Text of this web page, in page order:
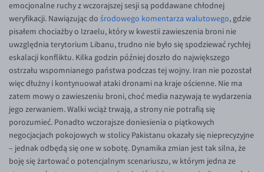
JPY/PLN
NZD/PLN
RON/PLN
SGD/PLN
TRY/PLN
ZAR/PLN
EUR/USD
EUR/GBP
EUR/CHF
Przelewy zagraniczne
Słowniczek
emocjonalne ruchy z wczorajszej sesji są poddawane chłodnej
weryfikacji. Nawiązując do środowego komentarza walutowego, gdzie
pisałem chociażby o Izraelu, który w kwestii zawieszenia broni nie
uwzględnia terytorium Libanu, trudno nie było się spodziewać rychłej
eskalacji konfliktu. Kilka godzin później doszło do największego
ostrzału wspomnianego państwa podczas tej wojny. Iran nie pozostał
więc dłużny i kontynuował ataki dronami na kraje ościenne. Nie ma
zatem mowy o zawieszeniu broni, choć media nazywają te wydarzenia
jego zerwaniem. Walki wciąż trwają, a strony nie potrafią się
porozumieć. Ponadto wczorajsze doniesienia o piątkowych
negocjacjach pokojowych w stolicy Pakistanu okazały się nieprecyzyjne
– jednak odbędą się one w sobotę. Dynamika zmian jest tak silna, że
boję się żartować o potencjalnym scenariuszu, w którym jedna ze